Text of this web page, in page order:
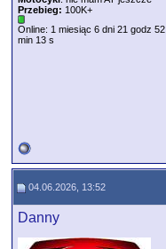
Przebieg: 100K+
Online: 1 miesiąc 6 dni 21 godz 52
min 13 s
04.06.2026, 13:52
Danny